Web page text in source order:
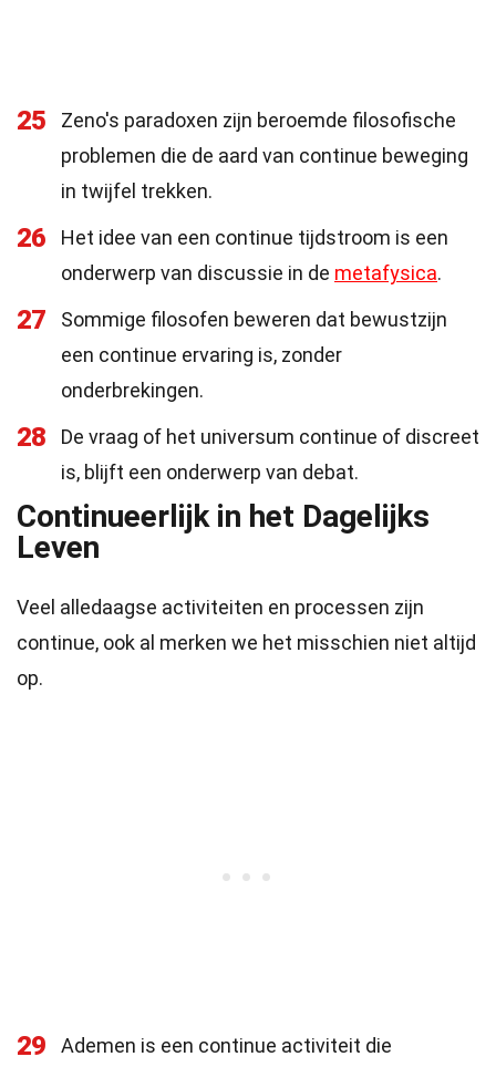
25
Zeno's paradoxen zijn beroemde filosofische
problemen die de aard van continue beweging
in twijfel trekken.
26
Het idee van een continue tijdstroom is een
onderwerp van discussie in de metafysica.
27
Sommige filosofen beweren dat bewustzijn
een continue ervaring is, zonder
onderbrekingen.
28
De vraag of het universum continue of discreet
is, blijft een onderwerp van debat.
Continueerlijk in het Dagelijks
Leven
Veel alledaagse activiteiten en processen zijn
continue, ook al merken we het misschien niet altijd
op.
29
Ademen is een continue activiteit die